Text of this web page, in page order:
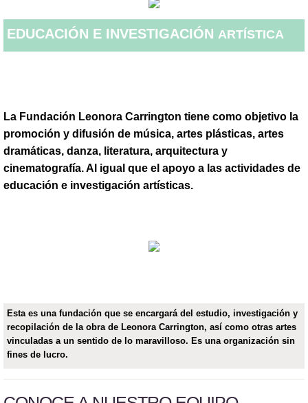
Talleres virtuales durante Pandemia 2020
EDUCACIÓN E INVESTIGACIÓN ARTÍSTICA
La Fundación Leonora Carrington tiene como objetivo la
promoción y difusión de música, artes plásticas, artes
dramáticas, danza, literatura, arquitectura y
cinematografía. Al igual que el apoyo a las actividades de
educación e investigación artísticas.
Esta es una fundación que se encargará del estudio, investigación y
recopilación de la obra de Leonora Carrington, así como otras artes
vinculadas a un sentido de lo maravilloso. Es una organización sin
fines de lucro.